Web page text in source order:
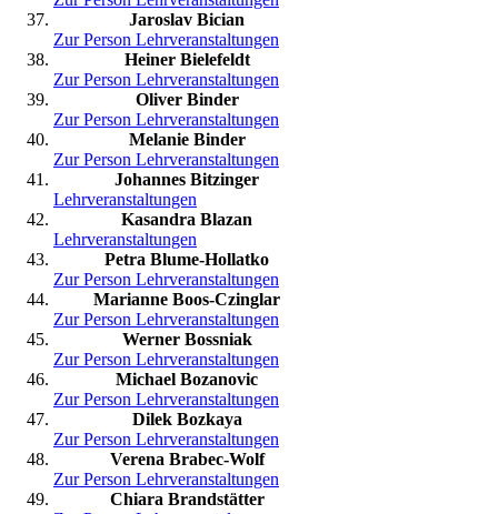
Jaroslav Bician
Zur Person Lehrveranstaltungen
Heiner Bielefeldt
Zur Person Lehrveranstaltungen
Oliver Binder
Zur Person Lehrveranstaltungen
Melanie Binder
Zur Person Lehrveranstaltungen
Johannes Bitzinger
Lehrveranstaltungen
Kasandra Blazan
Lehrveranstaltungen
Petra Blume-Hollatko
Zur Person Lehrveranstaltungen
Marianne Boos-Czinglar
Zur Person Lehrveranstaltungen
Werner Bossniak
Zur Person Lehrveranstaltungen
Michael Bozanovic
Zur Person Lehrveranstaltungen
Dilek Bozkaya
Zur Person Lehrveranstaltungen
Verena Brabec-Wolf
Zur Person Lehrveranstaltungen
Chiara Brandstätter